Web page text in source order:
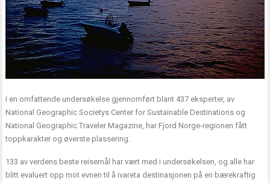
I en omfattende undersøkelse gjennomført blant 437 eksperter, av
National Geographic Societys Center for Sustainable Destinations og
National Geographic Traveler Magazine, har Fjord Norge-regionen fått
toppkarakter og øverste plassering.
133 av verdens beste reisemål har vært med i undersøkelsen, og alle har
blitt evaluert opp mot evnen til å ivareta destinasjonen på en bærekraftig